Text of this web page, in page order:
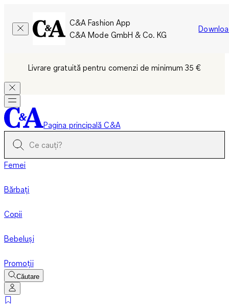
C&A Fashion App
C&A Mode GmbH & Co. KG
Livrare gratuită pentru comenzi de minimum 35 €
Pagina principală C&A
Femei
Bărbați
Copii
Bebeluși
Promoții
Căutare